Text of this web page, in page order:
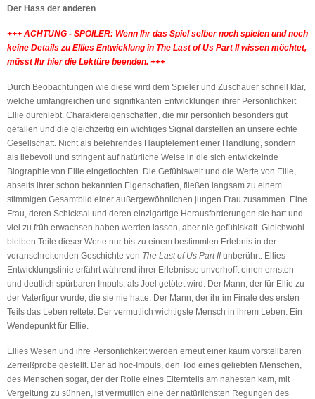
Der Hass der anderen
+++ ACHTUNG - SPOILER: Wenn Ihr das Spiel selber noch spielen und noch
keine Details zu Ellies Entwicklung in The Last of Us Part II wissen möchtet,
müsst Ihr hier die Lektüre beenden. +++
Durch Beobachtungen wie diese wird dem Spieler und Zuschauer schnell klar,
welche umfangreichen und signifikanten Entwicklungen ihrer Persönlichkeit
Ellie durchlebt. Charaktereigenschaften, die mir persönlich besonders gut
gefallen und die gleichzeitig ein wichtiges Signal darstellen an unsere echte
Gesellschaft. Nicht als belehrendes Hauptelement einer Handlung, sondern
als liebevoll und stringent auf natürliche Weise in die sich entwickelnde
Biographie von Ellie eingeflochten. Die Gefühlswelt und die Werte von Ellie,
abseits ihrer schon bekannten Eigenschaften, fließen langsam zu einem
stimmigen Gesamtbild einer außergewöhnlichen jungen Frau zusammen. Eine
Frau, deren Schicksal und deren einzigartige Herausforderungen sie hart und
viel zu früh erwachsen haben werden lassen, aber nie gefühlskalt. Gleichwohl
bleiben Teile dieser Werte nur bis zu einem bestimmten Erlebnis in der
voranschreitenden Geschichte von The Last of Us Part II unberührt. Ellies
Entwicklungslinie erfährt während ihrer Erlebnisse unverhofft einen ernsten
und deutlich spürbaren Impuls, als Joel getötet wird. Der Mann, der für Ellie zu
der Vaterfigur wurde, die sie nie hatte. Der Mann, der ihr im Finale des ersten
Teils das Leben rettete. Der vermutlich wichtigste Mensch in ihrem Leben. Ein
Wendepunkt für Ellie.
Ellies Wesen und ihre Persönlichkeit werden erneut einer kaum vorstellbaren
Zerreißprobe gestellt. Der ad hoc-Impuls, den Tod eines geliebten Menschen,
des Menschen sogar, der der Rolle eines Elternteils am nahesten kam, mit
Vergeltung zu sühnen, ist vermutlich eine der natürlichsten Regungen des